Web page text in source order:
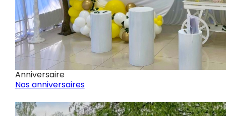
Anniversaire
Nos anniversaires